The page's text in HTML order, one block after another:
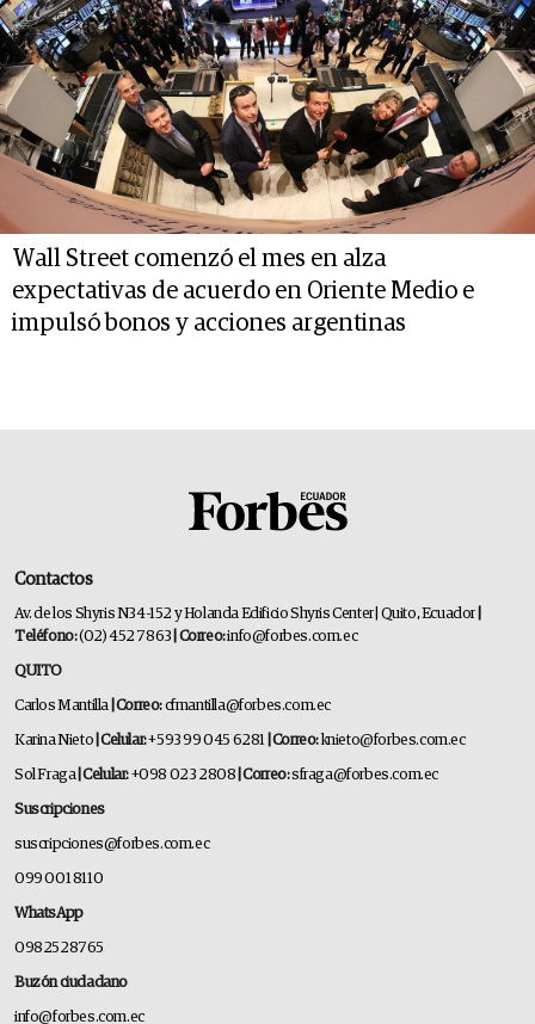
Wall Street comenzó el mes en alza
expectativas de acuerdo en Oriente Medio e
impulsó bonos y acciones argentinas
Contactos
Av. de los Shyris N34-152 y Holanda Edificio Shyris Center | Quito, Ecuador
Teléfono:(02) 452 7863 | Correo:info@forbes.com.ec
QUITO
Carlos Mantilla | Correo:cfmantilla@forbes.com.ec
Karina Nieto | Celular:+593 99 045 6281 | Correo:knieto@forbes.com.ec
Sol Fraga| Celular:+098 023 2808 | Correo:sfraga@forbes.com.ec
Suscripciones
suscripciones@forbes.com.ec
099 001 8110
WhatsApp
0982528765
Buzón ciudadano
info@forbes.com.ec